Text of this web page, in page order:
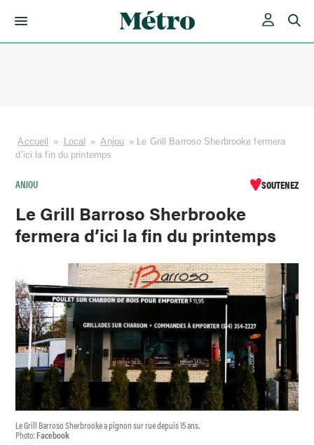
Accueil » Local » Anjou » Le Grill Barroso Sherbrooke fermera
d’ici la fin du printemps
ANJOU SOUTENEZ
Le Grill Barroso Sherbrooke
fermera d’ici la fin du printemps
Le Grill Barroso Sherbrooke a pignon sur rue depuis 15 ans.
Photo:Facebook